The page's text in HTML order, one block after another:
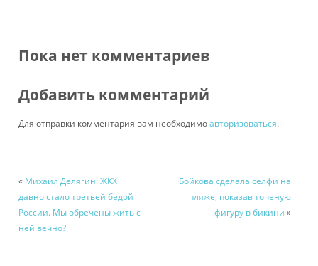
Пока нет комментариев
Добавить комментарий
Для отправки комментария вам необходимоавторизоваться.
« Михаил Делягин: ЖКХ
давно стало третьей бедой
России. Мы обречены жить с
ней вечно?
Бойкова сделала селфи на
пляже, показав точеную
фигуру в бикини »